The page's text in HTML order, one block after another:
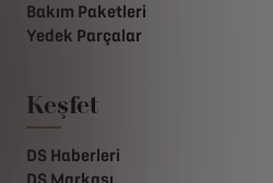
Bakım Paketleri
Yedek Parçalar
Keşfet
DS Haberleri